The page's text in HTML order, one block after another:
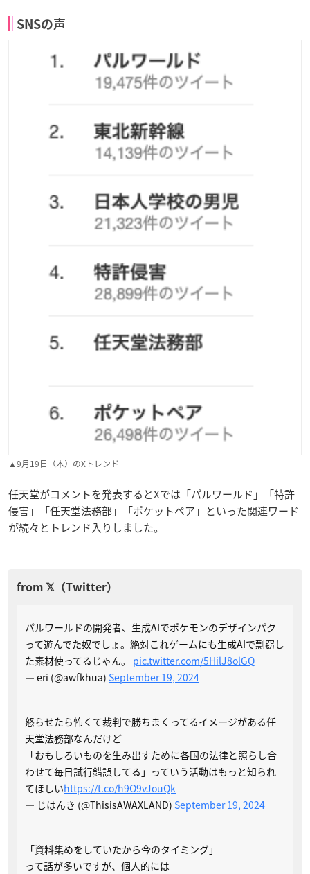
SNSの声
▲9月19日（木）のXトレンド
任天堂がコメントを発表するとXでは「パルワールド」「特許
侵害」「任天堂法務部」「ポケットペア」といった関連ワード
が続々とトレンド入りしました。
パルワールドの開発者、生成AIでポケモンのデザインパク
って遊んでた奴でしょ。絶対これゲームにも生成AIで剽窃し
た素材使ってるじゃん。 pic.twitter.com/5HilJ8olGQ
— eri (@awfkhua) September 19, 2024
怒らせたら怖くて裁判で勝ちまくってるイメージがある任
天堂法務部なんだけど
「おもしろいものを生み出すために各国の法律と照らし合
わせて毎日試行錯誤してる」っていう活動はもっと知られ
てほしいhttps://t.co/h9O9vJouQk
— じはんき (@ThisisAWAXLAND) September 19, 2024
「資料集めをしていたから今のタイミング」
って話が多いですが、個人的には